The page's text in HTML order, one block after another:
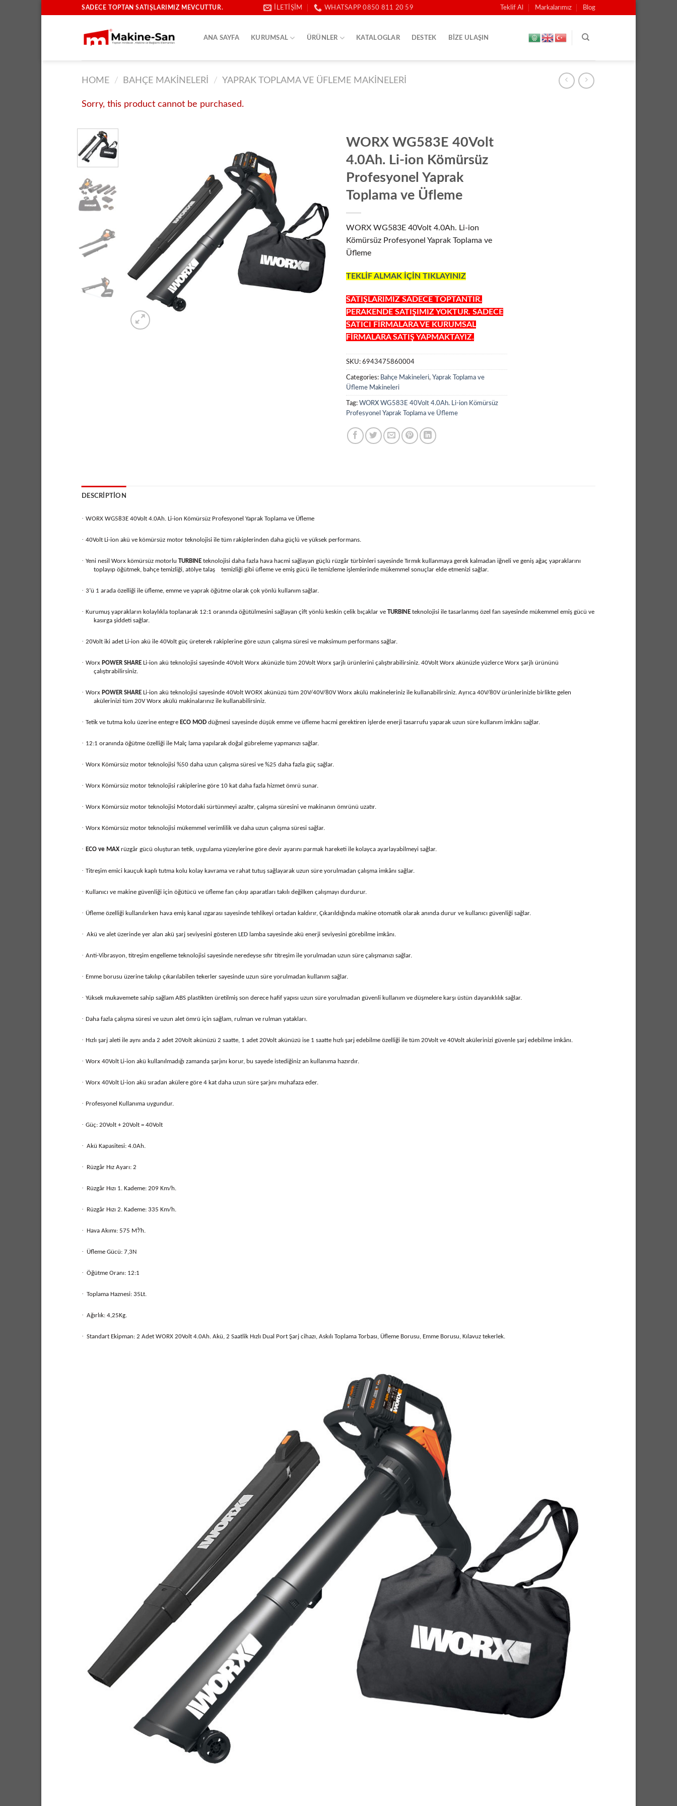
SADECE TOPTAN SATIŞLARIMIZ MEVCUTTUR. İLETIŞIM WHATSAPP 0850 811 20 59 Teklif Al Markalarımız Blog
ANA SAYFA KURUMSAL ÜRÜNLER KATALOGLAR DESTEK BIZE ULAŞIN
HOME / BAHÇE MAKINELERI / YAPRAK TOPLAMA VE ÜFLEME MAKINELERI
Sorry, this product cannot be purchased.
WORX WG583E 40Volt
4.0Ah. Li-ion Kömürsüz
Profesyonel Yaprak
Toplama ve Üfleme
WORX WG583E 40Volt 4.0Ah. Li-ion
Kömürsüz Profesyonel Yaprak Toplama ve
Üfleme
TEKLİF ALMAK İÇİN TIKLAYINIZ
SATIŞLARIMIZ SADECE TOPTANTIR.
PERAKENDE SATIŞIMIZ YOKTUR. SADECE
SATICI FİRMALARA VE KURUMSAL
FİRMALARA SATIŞ YAPMAKTAYIZ.
SKU: 6943475860004
Categories: Bahçe Makineleri, Yaprak Toplama ve
Üfleme Makineleri
Tag: WORX WG583E 40Volt 4.0Ah. Li-ion Kömürsüz
Profesyonel Yaprak Toplama ve Üfleme
DESCRIPTION
· WORX WG583E 40Volt 4.0Ah. Li-ion Kömürsüz Profesyonel Yaprak Toplama ve Üfleme
· 40Volt Li-ion akü ve kömürsüz motor teknolojisi ile tüm rakiplerinden daha güçlü ve yüksek performans.
· Yeni nesil Worx kömürsüz motorlu TURBINE teknolojisi daha fazla hava hacmi sağlayan güçlü rüzgâr türbinleri sayesinde Tırmık kullanmaya gerek kalmadan iğneli ve geniş ağaç yapraklarını
toplayıp öğütmek, bahçe temizliği, atölye talaş temizliği gibi üfleme ve emiş gücü ile temizleme işlemlerinde mükemmel sonuçlar elde etmenizi sağlar.
· 3’ü 1 arada özelliği ile üfleme, emme ve yaprak öğütme olarak çok yönlü kullanım sağlar.
· Kurumuş yaprakların kolaylıkla toplanarak 12:1 oranında öğütülmesini sağlayan çift yönlü keskin çelik bıçaklar ve TURBINE teknolojisi ile tasarlanmış özel fan sayesinde mükemmel emiş gücü ve
kasırga şiddeti sağlar.
· 20Volt iki adet Li-ion akü ile 40Volt güç üreterek rakiplerine göre uzun çalışma süresi ve maksimum performans sağlar.
· Worx POWER SHARE Li-ion akü teknolojisi sayesinde 40Volt Worx akünüzle tüm 20Volt Worx şarjlı ürünlerini çalıştırabilirsiniz. 40Volt Worx akünüzle yüzlerce Worx şarjlı ürününü
çalıştırabilirsiniz.
· Worx POWER SHARE Li-ion akü teknolojisi sayesinde 40Volt WORX akünüzü tüm 20V/40V/80V Worx akülü makineleriniz ile kullanabilirsiniz. Ayrıca 40V/80V ürünlerinizle birlikte gelen
akülerinizi tüm 20V Worx akülü makinalarınız ile kullanabilirsiniz.
· Tetik ve tutma kolu üzerine entegre ECO MOD düğmesi sayesinde düşük emme ve üfleme hacmi gerektiren işlerde enerji tasarrufu yaparak uzun süre kullanım imkânı sağlar.
· 12:1 oranında öğütme özelliği ile Malç lama yapılarak doğal gübreleme yapmanızı sağlar.
· Worx Kömürsüz motor teknolojisi %50 daha uzun çalışma süresi ve %25 daha fazla güç sağlar.
· Worx Kömürsüz motor teknolojisi rakiplerine göre 10 kat daha fazla hizmet ömrü sunar.
· Worx Kömürsüz motor teknolojisi Motordaki sürtünmeyi azaltır, çalışma süresini ve makinanın ömrünü uzatır.
· Worx Kömürsüz motor teknolojisi mükemmel verimlilik ve daha uzun çalışma süresi sağlar.
· ECO ve MAX rüzgâr gücü oluşturan tetik, uygulama yüzeylerine göre devir ayarını parmak hareketi ile kolayca ayarlayabilmeyi sağlar.
· Titreşim emici kauçuk kaplı tutma kolu kolay kavrama ve rahat tutuş sağlayarak uzun süre yorulmadan çalışma imkânı sağlar.
· Kullanıcı ve makine güvenliği için öğütücü ve üfleme fan çıkışı aparatları takılı değilken çalışmayı durdurur.
· Üfleme özelliği kullanılırken hava emiş kanal ızgarası sayesinde tehlikeyi ortadan kaldırır, Çıkarıldığında makine otomatik olarak anında durur ve kullanıcı güvenliği sağlar.
· Akü ve alet üzerinde yer alan akü şarj seviyesini gösteren LED lamba sayesinde akü enerji seviyesini görebilme imkânı.
· Anti-Vibrasyon, titreşim engelleme teknolojisi sayesinde neredeyse sıfır titreşim ile yorulmadan uzun süre çalışmanızı sağlar.
· Emme borusu üzerine takılıp çıkarılabilen tekerler sayesinde uzun süre yorulmadan kullanım sağlar.
· Yüksek mukavemete sahip sağlam ABS plastikten üretilmiş son derece hafif yapısı uzun süre yorulmadan güvenli kullanım ve düşmelere karşı üstün dayanıklılık sağlar.
· Daha fazla çalışma süresi ve uzun alet ömrü için sağlam, rulman ve rulman yatakları.
· Hızlı şarj aleti ile aynı anda 2 adet 20Volt akünüzü 2 saatte, 1 adet 20Volt akünüzü ise 1 saatte hızlı şarj edebilme özelliği ile tüm 20Volt ve 40Volt akülerinizi güvenle şarj edebilme imkânı.
· Worx 40Volt Li-ion akü kullanılmadığı zamanda şarjını korur, bu sayede istediğiniz an kullanıma hazırdır.
· Worx 40Volt Li-ion akü sıradan akülere göre 4 kat daha uzun süre şarjını muhafaza eder.
· Profesyonel Kullanıma uygundur.
· Güç: 20Volt + 20Volt = 40Volt
· Akü Kapasitesi: 4.0Ah.
· Rüzgâr Hız Ayarı: 2
· Rüzgâr Hızı 1. Kademe: 209 Km/h.
· Rüzgâr Hızı 2. Kademe: 335 Km/h.
· Hava Akımı: 575 M³/h.
· Üfleme Gücü: 7,3N
· Öğütme Oranı: 12:1
· Toplama Haznesi: 35Lt.
· Ağırlık: 4,25Kg.
· Standart Ekipman: 2 Adet WORX 20Volt 4.0Ah. Akü, 2 Saatlik Hızlı Dual Port Şarj cihazı, Askılı Toplama Torbası, Üfleme Borusu, Emme Borusu, Kılavuz tekerlek.